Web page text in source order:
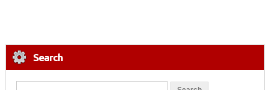
Search